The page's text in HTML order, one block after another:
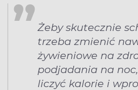
Żeby skutecznie
trzeba zmienić
żywieniowe na
podjadania na
liczyć kalorie i